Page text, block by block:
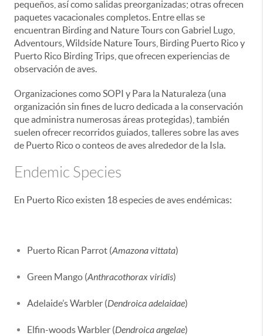
pequeños, así como salidas preorganizadas; otras ofrecen
paquetes vacacionales completos. Entre ellas se
encuentran Birding and Nature Tours con Gabriel Lugo,
Adventours, Wildside Nature Tours, Birding Puerto Rico y
Puerto Rico Birding Trips, que ofrecen experiencias de
observación de aves.
Organizaciones como SOPI y Para la Naturaleza (una
organización sin fines de lucro dedicada a la conservación
que administra numerosas áreas protegidas), también
suelen ofrecer recorridos guiados, talleres sobre las aves
de Puerto Rico o conteos de aves alrededor de la Isla.
Endemic Species
En Puerto Rico existen 18 especies de aves endémicas:
Puerto Rican Parrot (Amazona vittata)
Green Mango (Anthracothorax viridis)
Adelaide’s Warbler (Dendroica adelaidae)
Elfin-woods Warbler (Dendroica angelae)